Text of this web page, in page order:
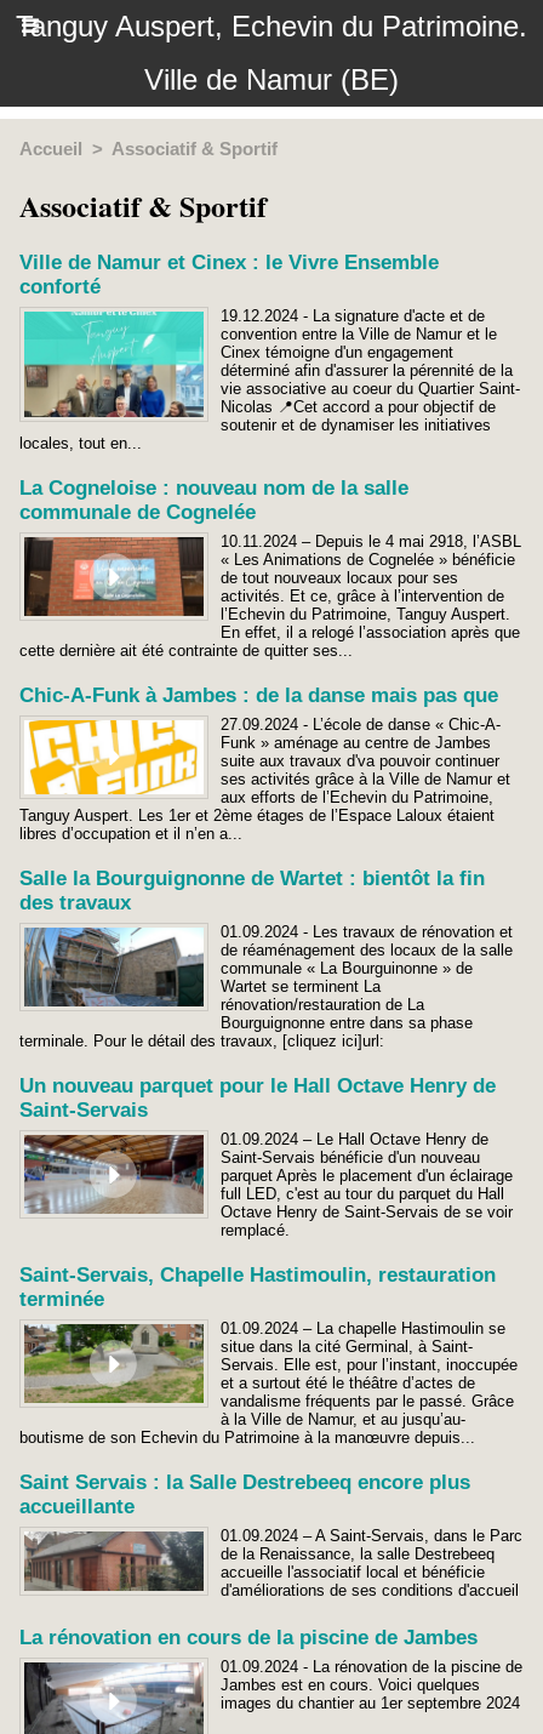
Tanguy Auspert, Echevin du Patrimoine.
Ville de Namur (BE)
Accueil > Associatif & Sportif
Associatif & Sportif
Ville de Namur et Cinex : le Vivre Ensemble
conforté
19.12.2024 - La signature d'acte et de
convention entre la Ville de Namur et le
Cinex témoigne d'un engagement
déterminé afin d'assurer la pérennité de la
vie associative au coeur du Quartier Saint-
Nicolas 📍Cet accord a pour objectif de
soutenir et de dynamiser les initiatives
locales, tout en...
La Cogneloise : nouveau nom de la salle
communale de Cognelée
10.11.2024 – Depuis le 4 mai 2918, l’ASBL
« Les Animations de Cognelée » bénéficie
de tout nouveaux locaux pour ses
activités. Et ce, grâce à l’intervention de
l’Echevin du Patrimoine, Tanguy Auspert.
En effet, il a relogé l’association après que
cette dernière ait été contrainte de quitter ses...
Chic-A-Funk à Jambes : de la danse mais pas que
27.09.2024 - L’école de danse « Chic-A-
Funk » aménage au centre de Jambes
suite aux travaux d'va pouvoir continuer
ses activités grâce à la Ville de Namur et
aux efforts de l’Echevin du Patrimoine,
Tanguy Auspert. Les 1er et 2ème étages de l’Espace Laloux étaient
libres d’occupation et il n’en a...
Salle la Bourguignonne de Wartet : bientôt la fin
des travaux
01.09.2024 - Les travaux de rénovation et
de réaménagement des locaux de la salle
communale « La Bourguinonne » de
Wartet se terminent La
rénovation/restauration de La
Bourguignonne entre dans sa phase
terminale. Pour le détail des travaux, [cliquez ici]url:
Un nouveau parquet pour le Hall Octave Henry de
Saint-Servais
01.09.2024 – Le Hall Octave Henry de
Saint-Servais bénéficie d'un nouveau
parquet Après le placement d'un éclairage
full LED, c'est au tour du parquet du Hall
Octave Henry de Saint-Servais de se voir
remplacé.
Saint-Servais, Chapelle Hastimoulin, restauration
terminée
01.09.2024 – La chapelle Hastimoulin se
situe dans la cité Germinal, à Saint-
Servais. Elle est, pour l’instant, inoccupée
et a surtout été le théâtre d’actes de
vandalisme fréquents par le passé. Grâce
à la Ville de Namur, et au jusqu’au-
boutisme de son Echevin du Patrimoine à la manœuvre depuis...
Saint Servais : la Salle Destrebeeq encore plus
accueillante
01.09.2024 – A Saint-Servais, dans le Parc
de la Renaissance, la salle Destrebeeq
accueille l'associatif local et bénéficie
d'améliorations de ses conditions d'accueil
La rénovation en cours de la piscine de Jambes
01.09.2024 - La rénovation de la piscine de
Jambes est en cours. Voici quelques
images du chantier au 1er septembre 2024